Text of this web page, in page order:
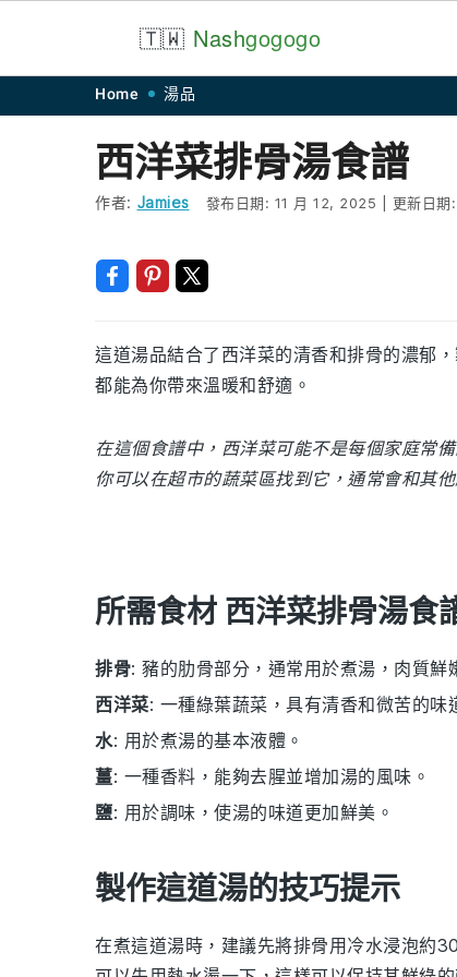
navigation
content
🇹🇼 Nashgogogo
Home 湯品
西洋菜排骨湯食譜
作者: Jamies 發布日期: 11 月 12, 2025 更新日期:
這道湯品結合了西洋菜的清香和排骨的濃郁
都能為你帶來溫暖和舒適。
在這個食譜中，西洋菜可能不是每個家庭常
你可以在超市的蔬菜區找到它，通常會和其
所需食材 西洋菜排骨湯食
排骨: 豬的肋骨部分，通常用於煮湯，肉質鮮
西洋菜: 一種綠葉蔬菜，具有清香和微苦的味
水: 用於煮湯的基本液體。
薑: 一種香料，能夠去腥並增加湯的風味。
鹽: 用於調味，使湯的味道更加鮮美。
製作這道湯的技巧提示
在煮這道湯時，建議先將排骨用冷水浸泡約